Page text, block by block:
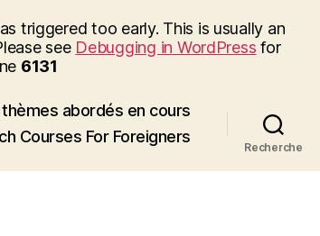
triggered too early. This is usually an
see Debugging in WordPress for
6131
abordés en cours
Courses For Foreigners
Recherche